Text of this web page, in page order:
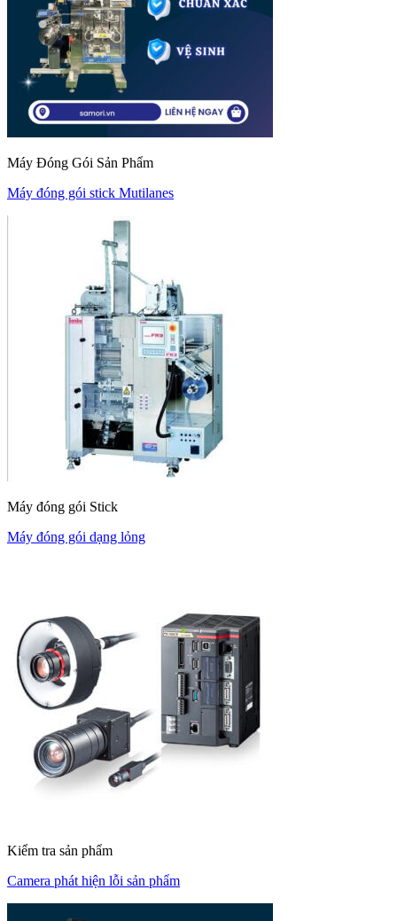
Máy Đóng Gói Sản Phẩm
Máy đóng gói stick Mutilanes
Máy đóng gói Stick
Máy đóng gói dạng lỏng
Kiểm tra sản phẩm
Camera phát hiện lỗi sản phẩm